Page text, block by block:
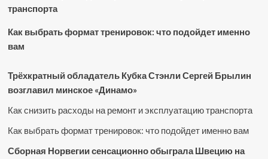
транспорта
Как выбрать формат тренировок: что подойдет именно
вам
Трёхкратный обладатель Кубка Стэнли Сергей Брылин
возглавил минское «Динамо»
Как снизить расходы на ремонт и эксплуатацию транспорта
Как выбрать формат тренировок: что подойдет именно вам
Сборная Норвегии сенсационно обыграла Швецию на